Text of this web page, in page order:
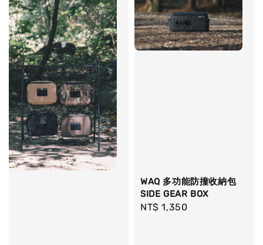
WAQ 多功能防撞收納包
SIDE GEAR BOX
Regular
NT$ 1,350